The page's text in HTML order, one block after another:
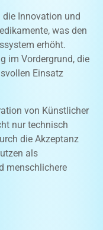
Innovation und
was den
erhöht.
im Vordergrund, die
Einsatz
von Künstlicher
nur technisch
die Akzeptanz
als
menschlichere